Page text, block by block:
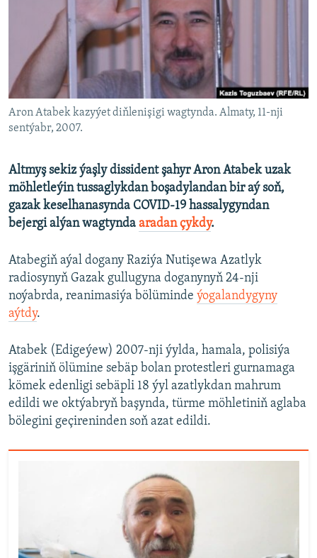
Aron Atabek kazyýet diňlenişigi wagtynda. Almaty, 11-nji
sentýabr, 2007.
Altmyş sekiz ýaşly dissident şahyr Aron Atabek uzak
möhletleýin tussaglykdan boşadylandan bir aý soň,
gazak keselhanasynda COVID-19 hassalygyndan
bejergi alýan wagtynda aradan çykdy.
Atabegiň aýal dogany Raziýa Nutişewa Azatlyk
radiosynyň Gazak gullugyna doganynyň 24-nji
noýabrda, reanimasiýa bölüminde ýogalandygyny
aýtdy.
Atabek (Edigeýew) 2007-nji ýylda, hamala, polisiýa
işgäriniň ölümine sebäp bolan protestleri gurnamaga
kömek edenligi sebäpli 18 ýyl azatlykdan mahrum
edildi we oktýabryň başynda, türme möhletiniň aglaba
bölegini geçireninden soň azat edildi.